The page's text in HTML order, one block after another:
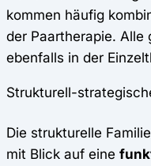
kommen häufig
der Paartherapie. Alle
ebenfalls in der
Strukturell-
Die strukturelle
mit Blick auf eine